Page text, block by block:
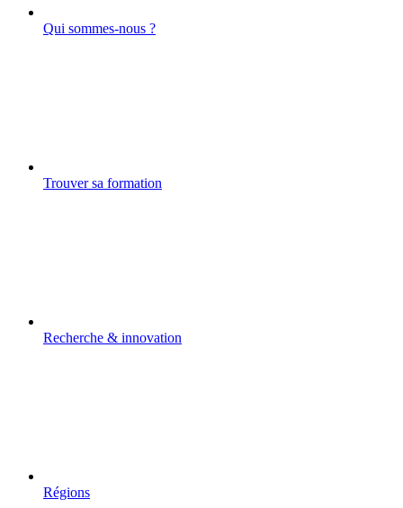
Qui sommes-nous ?
Trouver sa formation
Recherche & innovation
Régions